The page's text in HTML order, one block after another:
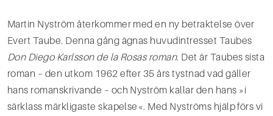
Martin Nyström återkommer med en ny betraktelse över
Evert Taube. Denna gång ägnas huvudintres­set Taubes
Don Diego Karlsson de la Rosas roman. Det är Taubes sista
roman – den utkom 1962 efter 35 års tystnad vad gäller
hans romanskrivande – och Nyström kallar den hans »i
särklass märkligaste skapelse«. Med Nyströms hjälp förs vi